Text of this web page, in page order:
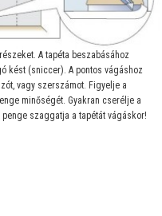
A tapéta beszabásához
kést (sniccer). A pontos vágáshoz
vagy szerszámot. Figyelje a
minőségét. Gyakran cserélje a
penge szaggatja a tapétát vágáskor!